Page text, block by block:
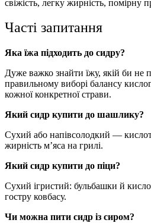
свіжість, легку жирність, помірну
Часті запитання
Яка їжа підходить до сидру?
Дуже важко знайти їжу, якій би не
правильному виборі балансу
кожної конкретної страви.
Який сидр купити до шашлику?
Сухий або напівсолодкий —
жирність м’яса на грилі.
Який сидр купити до піци?
Сухий ігристий: бульбашки й
гостру ковбасу.
Чи можна пити сидр із сиром?